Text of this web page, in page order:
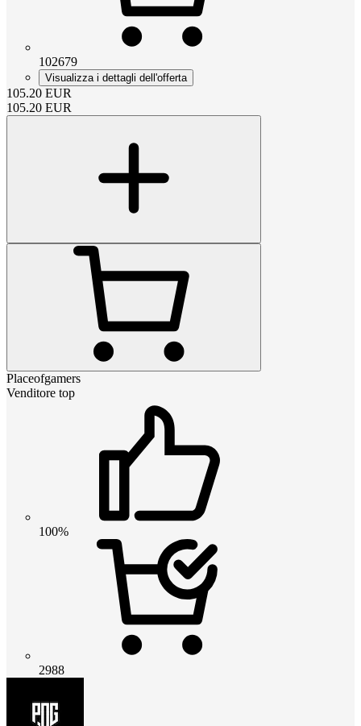
102679
Visualizza i dettagli dell'offerta
105.20 EUR
105.20 EUR
Placeofgamers
Venditore top
100%
2988